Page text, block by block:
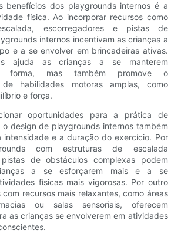
benefícios dos playgrounds internos é a
física. Ao incorporar recursos como
escorregadores e pistas de
internos incentivam as crianças a
e a se envolver em brincadeiras ativas.
ajuda as crianças a se manterem
forma, mas também promove o
de habilidades motoras amplas, como
e força.
oportunidades para a prática de
design de playgrounds internos também
intensidade e a duração do exercício. Por
com estruturas de escalada
de obstáculos complexas podem
a se esforçarem mais e a se
físicas mais vigorosas. Por outro
recursos mais relaxantes, como áreas
ou salas sensoriais, oferecem
as crianças se envolverem em atividades